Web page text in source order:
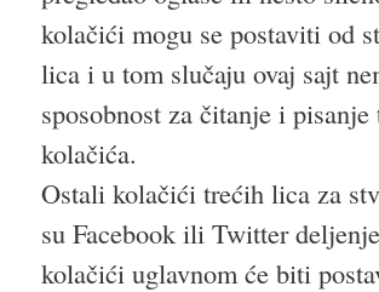
kolačići mogu se postaviti od
lica i u tom slučaju ovaj sajt
sposobnost za čitanje i pisanje
kolačića.
Ostali kolačići trećih lica za
su Facebook ili Twitter
kolačići uglavnom će biti